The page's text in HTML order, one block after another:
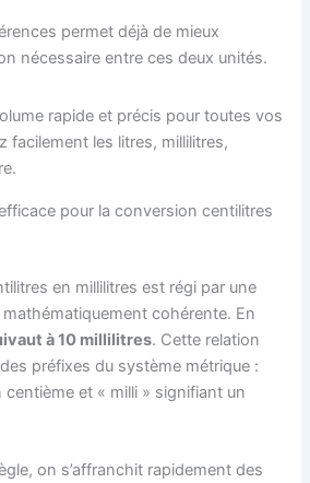
permet déjà de mieux
nécessaire entre ces deux unités.
pour la conversion centilitres
en millilitres est régi par une
cohérente. En
à 10 millilitres. Cette relation
préfixes du système métrique :
et « milli » signifiant un
on s’affranchit rapidement des